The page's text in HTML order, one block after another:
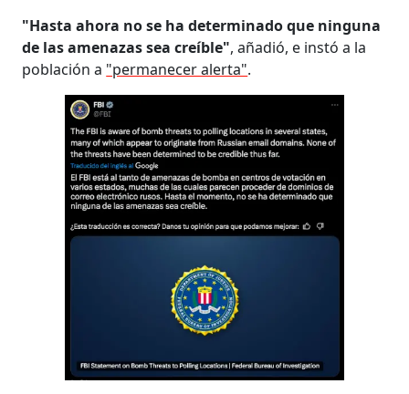
"Hasta ahora no se ha determinado que ninguna
de las amenazas sea creíble", añadió, e instó a la
población a "permanecer alerta".